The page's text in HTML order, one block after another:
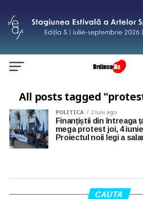
All posts tagged
POLITICA 2 luni ago
Finanțiștii din întreaga
mega protest joi, 4
Proiectul noii legi a
CAUTA